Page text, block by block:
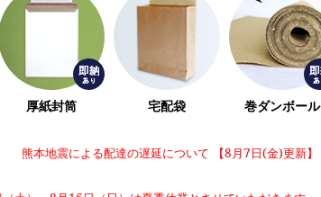
厚紙封筒 宅配袋 巻ダンボール
熊本地震による配達の遅延について 【8月7日(金)更新】